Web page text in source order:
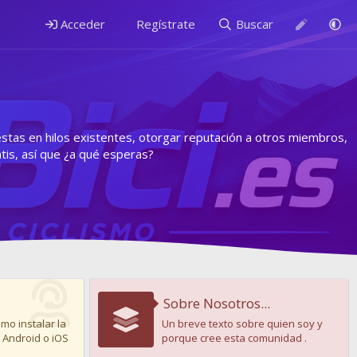
Acceder Regístrate Buscar
en hilos existentes, otorgar reputación a otros miembros,
así que ¿a qué esperas?
instalar la
o iOS
Sobre Nosotros...
Un breve texto sobre quien soy y
porque cree esta comunidad .